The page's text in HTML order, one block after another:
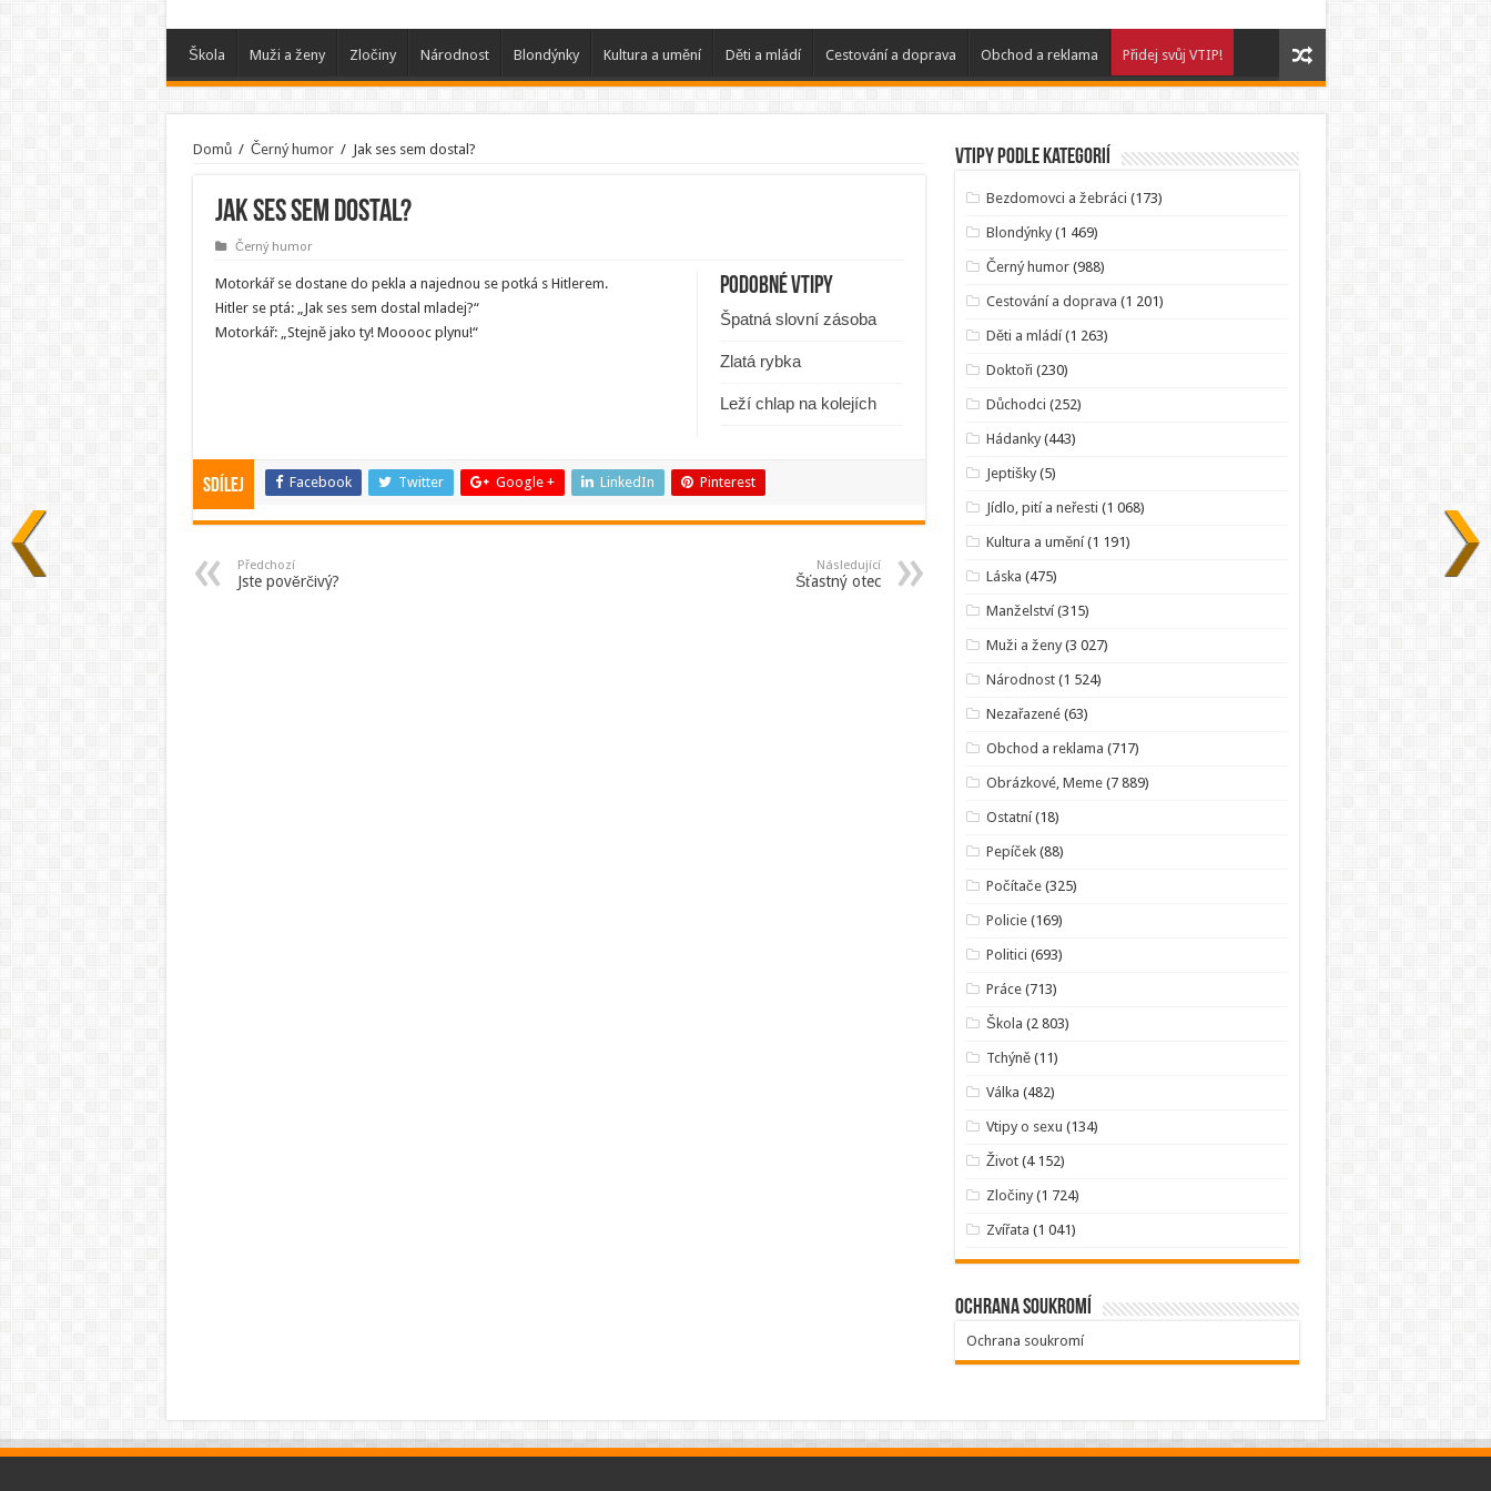
Škola Muži a ženy Zločiny Národnost Blondýnky Kultura a umění Děti a mládí Cestování a doprava Obchod a reklama Přidej svůj VTIP!
Domů / Černý humor / Jak ses sem dostal?
Jak ses sem dostal?
Černý humor
Podobné vtipy
Špatná slovní zásoba
Zlatá rybka
Leží chlap na kolejích
Motorkář se dostane do pekla a najednou se potká s Hitlerem.
Hitler se ptá: „Jak ses sem dostal mladej?“
Motorkář: „Stejně jako ty! Mooooc plynu!“
Sdílej Facebook Twitter Google + LinkedIn Pinterest
Předchozí
Jste pověrčivý?
Následující
Šťastný otec
Vtipy podle kategorií
Bezdomovci a žebráci (173)
Blondýnky (1 469)
Černý humor (988)
Cestování a doprava (1 201)
Děti a mládí(1 263)
Doktoři (230)
Důchodci (252)
Hádanky (443)
Jeptišky (5)
Jídlo, pití a neřesti (1 068)
Kultura a umění(1 191)
Láska (475)
Manželství(315)
Muži a ženy (3 027)
Národnost (1 524)
Nezařazené (63)
Obchod a reklama (717)
Obrázkové, Meme (7 889)
Ostatní(18)
Pepíček (88)
Počítače (325)
Policie (169)
Politici (693)
Práce (713)
Škola (2 803)
Tchýně (11)
Válka (482)
Vtipy o sexu (134)
Život (4 152)
Zločiny (1 724)
Zvířata (1 041)
Ochrana soukromí
Ochrana soukromí